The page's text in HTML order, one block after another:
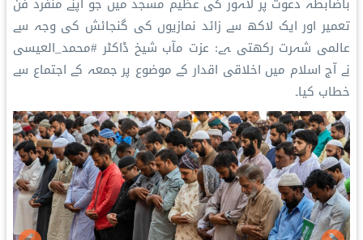
تعمیر اور ایک لاکھ سے زائد نمازیوں کی گنجائش کی وجہ سے
عالمی شہرت رکھتی ہے: ‎عزت مآب شیخ ڈاکٹر #محمد_العیسی
نے آج اسلام میں اخلاقی اقدار کے موضوع پر جمعہ کے اجتماع سے
خطاب کیا۔